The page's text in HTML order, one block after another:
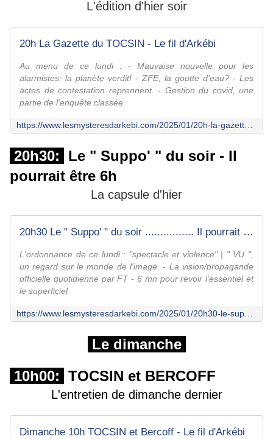
L'édition d'hier soir
20h La Gazette du TOCSIN - Le fil d'Arkébi
Au menu de ce lundi : - Mauvaise nouvelle pour les
alarmistes: la planète verdit! - ZFE, la goutte d'eau? - Les
actes de contestation reprennent. - Gestion du covid, une
partie de l'enquête classée
20h30:
Le " Suppo' " du soir - Il
pourrait être 6h
La capsule d'hier
20h30 Le " Suppo' " du soir ................ Il pourrait être " 6h " ! - Le fil d'Arkébi
L'ordonnance de ce lundi : "spectacle et violence" | " VU ",
un regard sur le monde de l'image. - La vision/propagande
officielle quotidienne par FT - 6 mn pour revoir l'essentiel et
le superficiel
Le dimanche
10h00: TOCSIN et BERCOFF
L'entretien de dimanche dernier
Dimanche 10h TOCSIN et Bercoff - Le fil d'Arkébi